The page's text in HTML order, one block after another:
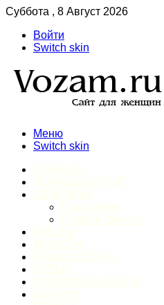
Суббота , 8 Август 2026
Войти
Switch skin
Меню
Switch skin